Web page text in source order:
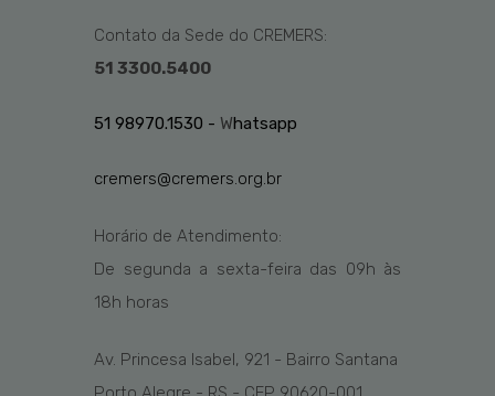
Contato da Sede do CREMERS:
51 3300.5400
51 98970.1530 - Whatsapp
cremers@cremers.org.br
Horário de Atendimento:
De segunda a sexta-feira das 09h às
18h horas
Av. Princesa Isabel, 921 - Bairro Santana